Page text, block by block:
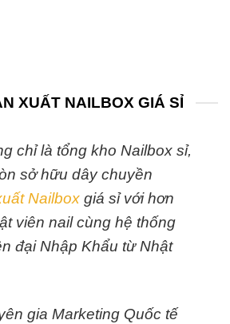
XUẤT NAILBOX GIÁ SỈ
chỉ là tổng kho Nailbox sỉ,
sở hữu dây chuyền
Nailbox giá sỉ với hơn
viên nail cùng hệ thống
đại Nhập Khẩu từ Nhật
gia Marketing Quốc tế